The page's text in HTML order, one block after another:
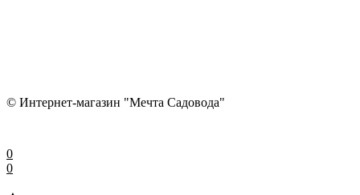
© Интернет-магазин "Мечта Садовода"
0
0